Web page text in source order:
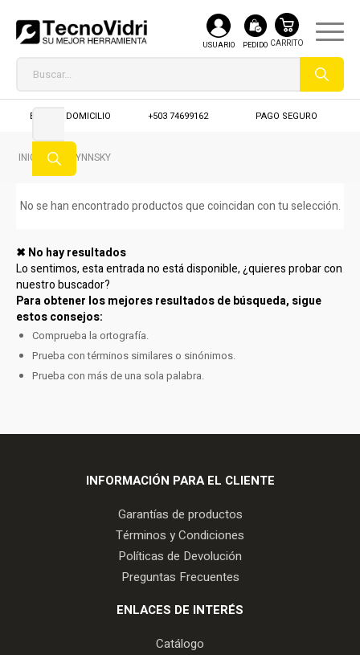
USUARIO PEDIDO
ENVIO A DOMICILIO +503 74699162 PAGO SEGURO
INICIO / WYNNSKY
No se han encontrado productos que coincidan con tu selección.
✖ No hay resultados
Lo sentimos, esta entrada no está disponible, ¿quieres probar con
nuestro buscador?
Para obtener los mejores resultados de búsqueda, sigue
estos consejos:
Comprueba la ortografía.
Prueba con términos similares o sinónimos.
Prueba con más de una sola palabra.
INFORMACIÓN PARA EL CLIENTE
Garantías de productos
Términos y Condiciones
Políticas de Devolución
Preguntas Frecuentes
ENLACES DE INTERÉS
Catálogo